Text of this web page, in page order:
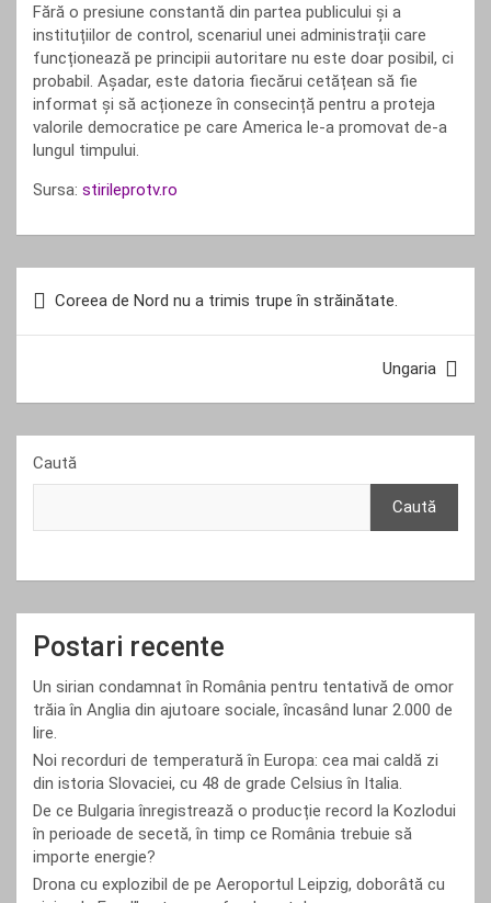
Fără o presiune constantă din partea publicului și a
instituțiilor de control, scenariul unei administrații care
funcționează pe principii autoritare nu este doar posibil, ci
probabil. Așadar, este datoria fiecărui cetățean să fie
informat și să acționeze în consecință pentru a proteja
valorile democratice pe care America le-a promovat de-a
lungul timpului.
Sursa: stirileprotv.ro
în
Coreea de Nord nu a trimis trupe în străinătate.
Ungaria
Caută
Caută
Postari recente
Un sirian condamnat în România pentru tentativă de omor
trăia în Anglia din ajutoare sociale, încasând lunar 2.000 de
lire.
Noi recorduri de temperatură în Europa: cea mai caldă zi
din istoria Slovaciei, cu 48 de grade Celsius în Italia.
De ce Bulgaria înregistrează o producție record la Kozlodui
în perioade de secetă, în timp ce România trebuie să
importe energie?
Drona cu explozibil de pe Aeroportul Leipzig, doborâtă cu